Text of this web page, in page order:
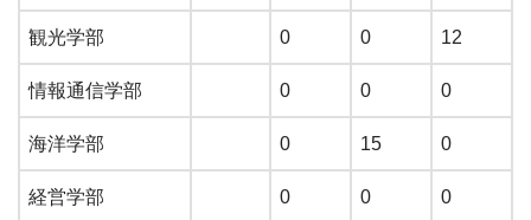
観光学部 0 0 12
情報通信学部 0 0 0
海洋学部 0 15 0
経営学部 0 0 0